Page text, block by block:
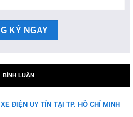
BÌNH LUẬN
ĐIỆN UY TÍN TẠI TP. HỒ CHÍ MINH